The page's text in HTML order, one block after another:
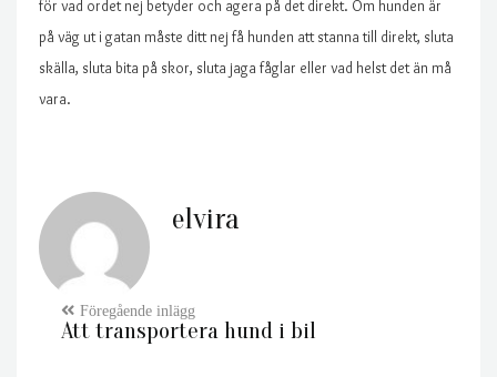
för vad ordet nej betyder och agera på det direkt. Om hunden är
på väg ut i gatan måste ditt nej få hunden att stanna till direkt, sluta
skälla, sluta bita på skor, sluta jaga fåglar eller vad helst det än må
vara.
elvira
Att transportera hund i bil